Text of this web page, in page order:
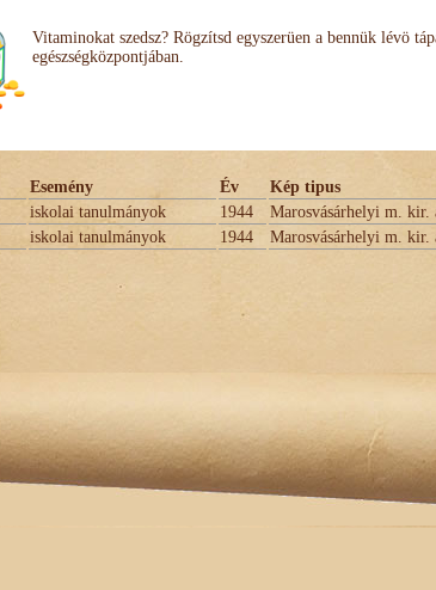
Vitaminokat szedsz? Rögzítsd egyszerüen a bennük lévö
egészségközpontjában.
Esemény Év
Kép tipus
iskolai tanulmányok 1944
Marosvásárhelyi m.
iskolai tanulmányok 1944 Marosvásárhelyi m.